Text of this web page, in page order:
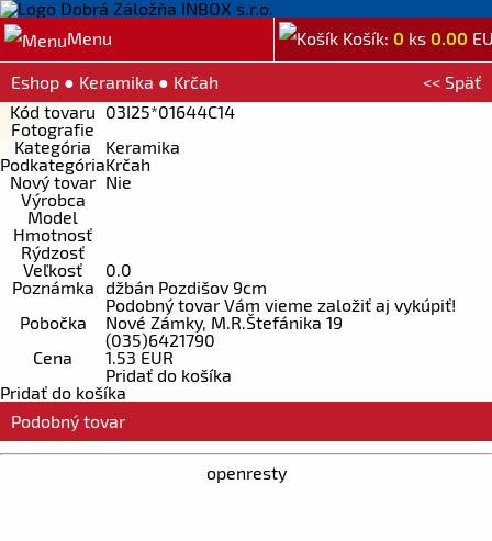
Menu Košík: 0 ks 0.00
<< Späť
Eshop ● Keramika ● Krčah
Kód tovaru 03I25*01644C14
Fotografie
Kategória
Keramika
PodkategóriaKrčah
Nový tovar Nie
Výrobca
Model
Hmotnosť
Rýdzosť
Veľkosť
0.0
Poznámka
džbán Pozdišov 9cm
Podobný tovar Vám vieme založiť aj vykúpiť!
Pobočka
Nové Zámky, M.R.Štefánika 19
(035)6421790
Cena
1.53 EUR
Pridať do košíka
Pridať do košíka
Podobný tovar
openresty